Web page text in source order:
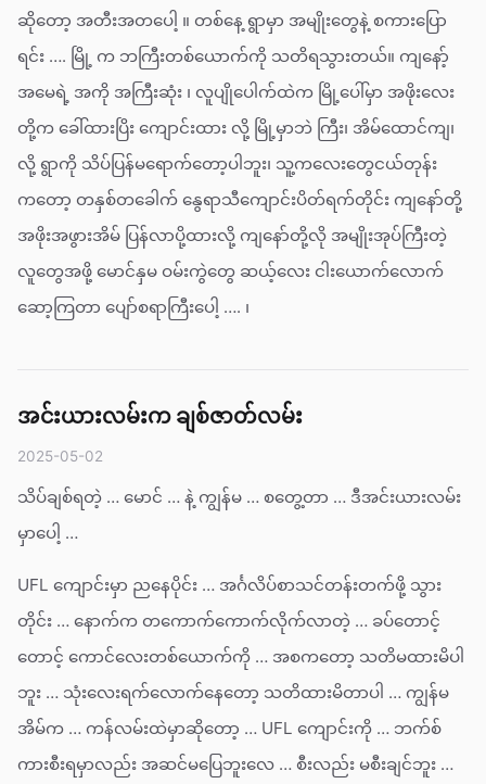
ဆိုတော့ အတီးအတပေါ့ ။ တစ်နေ့ ရွာမှာ အမျိုးတွေနဲ့ စကားပြော
ရင်း …. မြို့ က ဘကြီးတစ်ယောက်ကို သတိရသွားတယ်။ ကျနော့်
အမေရဲ့ အကို အကြီးဆုံး ၊ လူပျိုပေါက်ထဲက မြို့ပေါ်မှာ အဖိုးလေး
တို့က ခေါ်ထားပြိး ကျောင်းထား လို့ မြို့မှာဘဲ ကြီး၊ အိမ်ထောင်ကျ၊
လို့ ရွာကို သိပ်ပြန်မရောက်တော့ပါဘူး၊ သူ့ကလေးတွေငယ်တုန်း
ကတော့ တနှစ်တခေါက် နွေရာသီကျောင်းပိတ်ရက်တိုင်း ကျနော်တို့
အဖိုးအဖွားအိမ် ပြန်လာပို့ထားလို့ ကျနော်တို့လို အမျိုးအုပ်ကြီးတဲ့
လူတွေအဖို့ မောင်နှမ ဝမ်းကွဲတွေ ဆယ့်လေး ငါးယောက်လောက်
ဆော့ကြတာ ပျော်စရာကြီးပေါ့ …. ၊
အင်းယားလမ်းက ချစ်ဇာတ်လမ်း
2025-05-02
သိပ်ချစ်ရတဲ့ … မောင် … နဲ့ ကျွန်မ … စတွေ့တာ … ဒီအင်းယားလမ်း
မှာပေါ့ …
UFL ကျောင်းမှာ ညနေပိုင်း … အင်္ဂလိပ်စာသင်တန်းတက်ဖို့ သွား
တိုင်း … နောက်က တကောက်ကောက်လိုက်လာတဲ့ … ခပ်တောင့်
တောင့် ကောင်လေးတစ်ယောက်ကို … အစကတော့ သတိမထားမိပါ
ဘူး … သုံးလေးရက်လောက်နေတော့ သတိထားမိတာပါ … ကျွန်မ
အိမ်က … ကန်လမ်းထဲမှာဆိုတော့ … UFL ကျောင်းကို … ဘက်စ်
ကားစီးရမှာလည်း အဆင်မပြေဘူးလေ … စီးလည်း မစီးချင်ဘူး …